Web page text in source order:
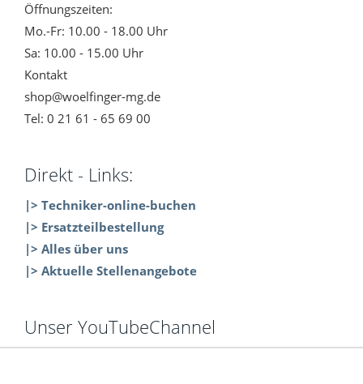
Öffnungszeiten:
Mo.-Fr: 10.00 - 18.00 Uhr
Sa: 10.00 - 15.00 Uhr
Kontakt
shop@woelfinger-mg.de
Tel: 0 21 61 - 65 69 00
Direkt - Links:
|> Techniker-online-buchen
|> Ersatzteilbestellung
|> Alles über uns
|> Aktuelle Stellenangebote
Unser YouTubeChannel